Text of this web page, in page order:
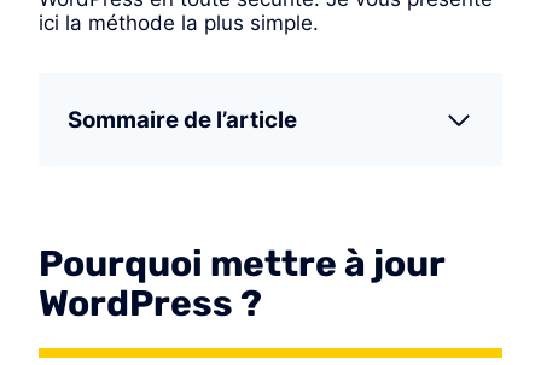
ici la méthode la plus simple.
Sommaire de l’article
Pourquoi mettre à jour
WordPress ?